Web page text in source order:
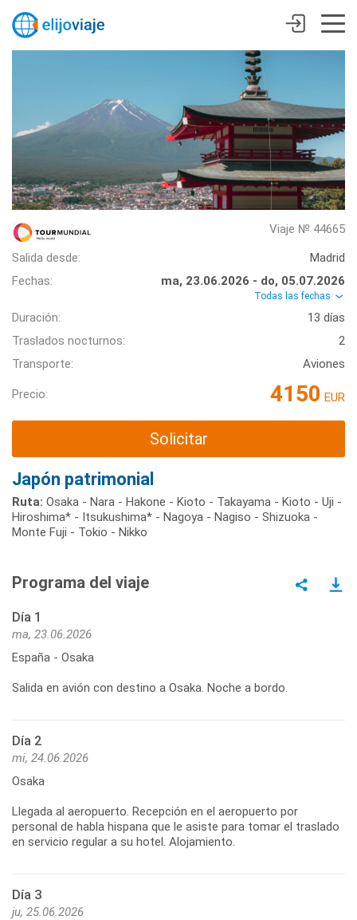
Viaje № 44665
Salida desde:
Madrid
Fechas:
ma, 23.06.2026 - do, 05.07.2026
Todas las fechas
Duración:
13 días
Traslados nocturnos:
2
Transporte:
Aviones
Precio: 4150 EUR
Solicitar
Japón patrimonial
Ruta: Osaka - Nara - Hakone - Kioto - Takayama - Kioto - Uji -
Hiroshima* - Itsukushima* - Nagoya - Nagiso - Shizuoka -
Monte Fuji - Tokio - Nikko
Programa del viaje
Día 1
ma, 23.06.2026
España - Osaka
Salida en avión con destino a Osaka. Noche a bordo.
Día 2
mi, 24.06.2026
Osaka
Llegada al aeropuerto. Recepción en el aeropuerto por
personal de habla hispana que le asiste para tomar el traslado
en servicio regular a su hotel. Alojamiento.
Día 3
ju, 25.06.2026